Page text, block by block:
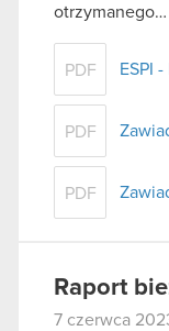
otrzymanego…
PDF ESPI
PDF
PDF
Raport
7 czerwca